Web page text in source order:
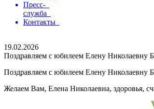
Пресс-
служба
Контакты
19.02.2026
Поздравляем с юбилеем Елену Николаевну
Поздравляем с юбилеем Елену Николаевну
Желаем Вам, Елена Николаевна, здоровья,